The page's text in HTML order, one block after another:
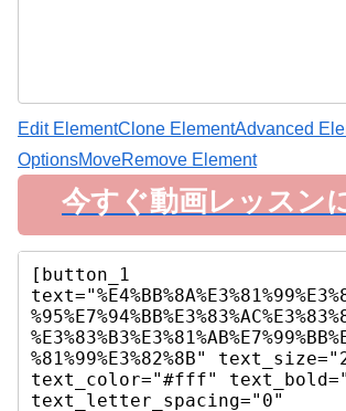
Edit ElementClone ElementAdvanced
OptionsMoveRemove Element
今すぐ動画レッスン